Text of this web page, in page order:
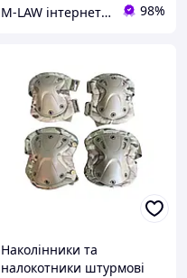
M-LAW інтернет-магазин M-LAW.COM.UA 98%
Наколінники та
налокотники штурмові